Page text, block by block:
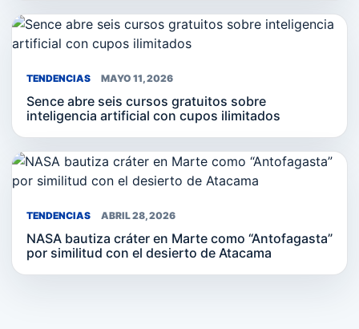
TENDENCIAS MAYO 11, 2026
Sence abre seis cursos gratuitos sobre
inteligencia artificial con cupos ilimitados
TENDENCIAS ABRIL 28, 2026
NASA bautiza cráter en Marte como “Antofagasta”
por similitud con el desierto de Atacama